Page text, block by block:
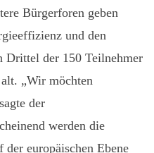
Bürgerforen geben
und den
Drittel der 150 Teilnehmer
„Wir möchten
der
werden die
der europäischen Ebene